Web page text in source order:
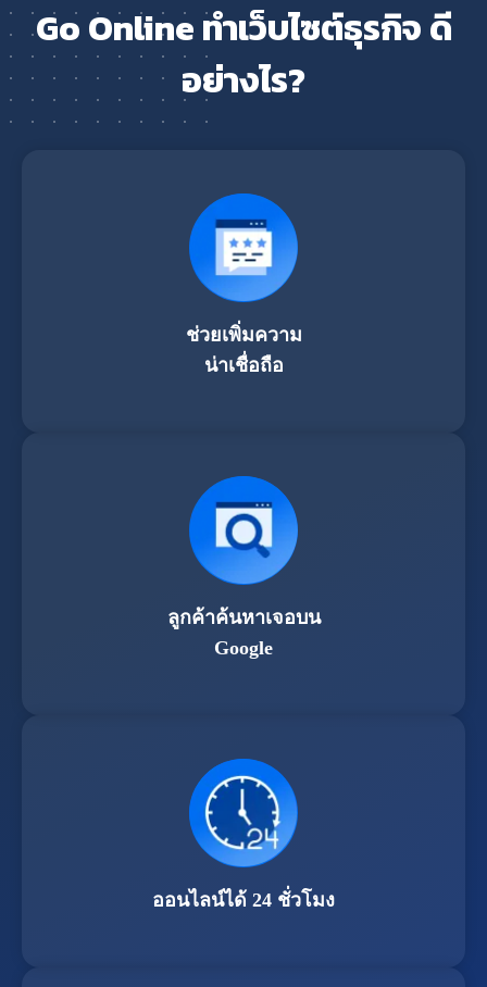
Go Online ทำเว็บไซต์ธุรกิจ ดี
อย่างไร?
ช่วยเพิ่มความ
น่าเชื่อถือ
ลูกค้าค้นหาเจอบน
Google
ออนไลน์ได้ 24 ชั่วโมง